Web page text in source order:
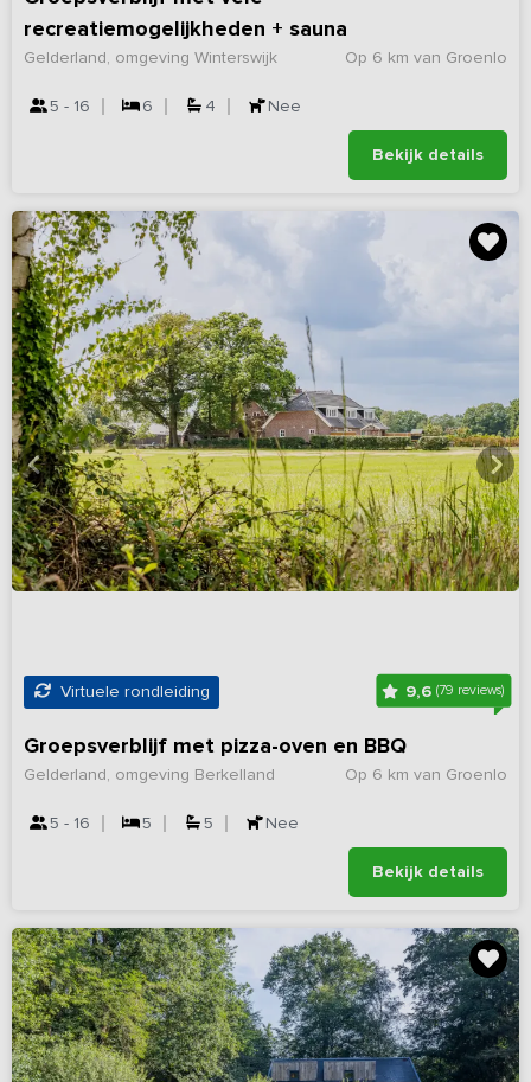
recreatiemogelijkheden + sauna
Op 6 km van Groenlo
Gelderland, omgeving Winterswijk
5 - 16 6 4 Nee
Bekijk details
Virtuele rondleiding 9,6(79 reviews)
Groepsverblijf met pizza-oven en BBQ
Op 6 km van Groenlo
Gelderland, omgeving Berkelland
5 - 16 5 5 Nee
Bekijk details